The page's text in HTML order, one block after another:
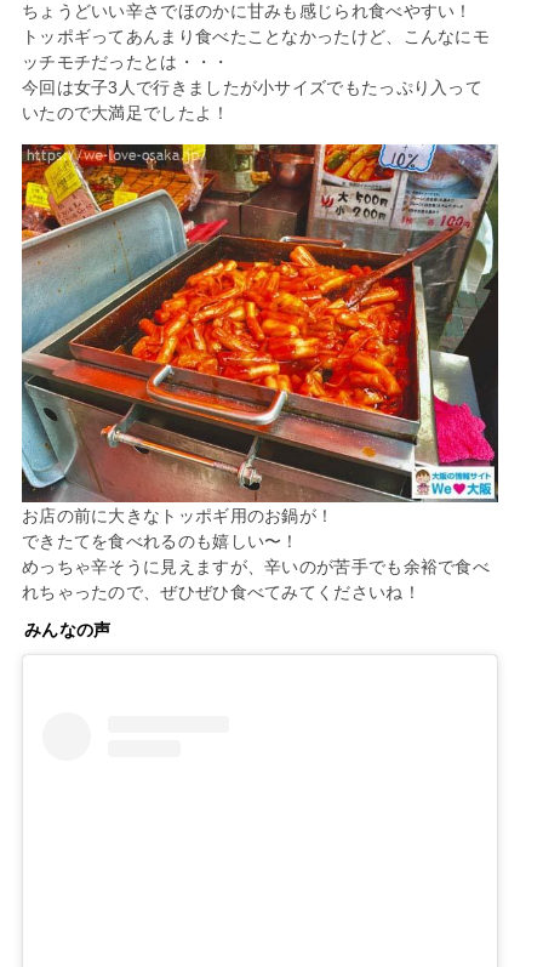
ちょうどいい辛さでほのかに甘みも感じられ食べやすい！
トッポギってあんまり食べたことなかったけど、こんなにモ
ッチモチだったとは・・・
今回は女子3人で行きましたが小サイズでもたっぷり入って
いたので大満足でしたよ！
お店の前に大きなトッポギ用のお鍋が！
できたてを食べれるのも嬉しい〜！
めっちゃ辛そうに見えますが、辛いのが苦手でも余裕で食べ
れちゃったので、ぜひぜひ食べてみてくださいね！
みんなの声